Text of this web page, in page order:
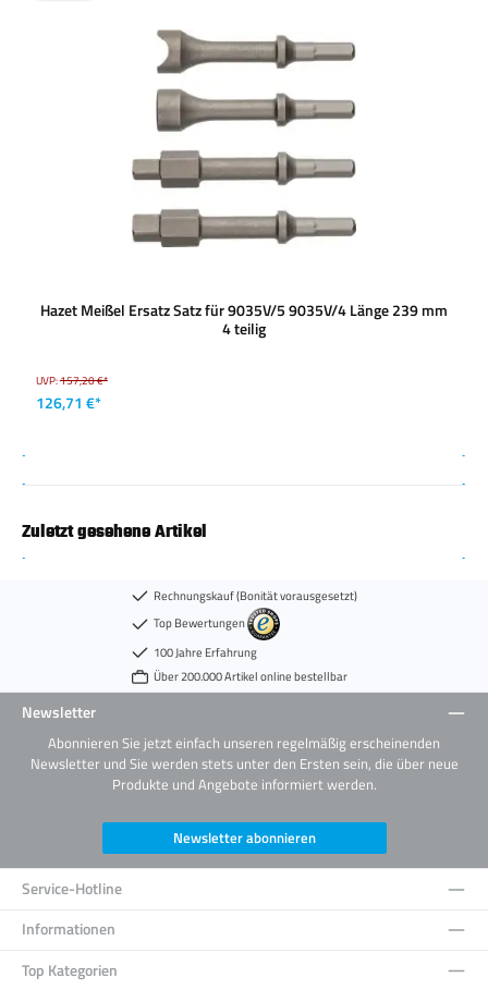
Hazet Meißel Ersatz Satz für 9035V/5 9035V/4 Länge 239 mm
4 teilig
UVP:157,20 €*
126,71 €*
Zuletzt gesehene Artikel
Rechnungskauf (Bonität vorausgesetzt)
Top Bewertungen
100 Jahre Erfahrung
Über 200.000 Artikel online bestellbar
Newsletter
Abonnieren Sie jetzt einfach unseren regelmäßig erscheinenden
Newsletter und Sie werden stets unter den Ersten sein, die über neue
Produkte und Angebote informiert werden.
Newsletter abonnieren
Service-Hotline
Informationen
Top Kategorien